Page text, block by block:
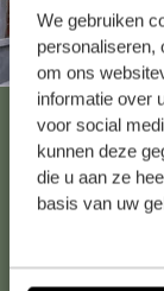
We gebruiken
personaliseren,
om ons
informatie over
voor social
kunnen deze
die u aan ze
basis van uw
Altijd
Bekijk alle